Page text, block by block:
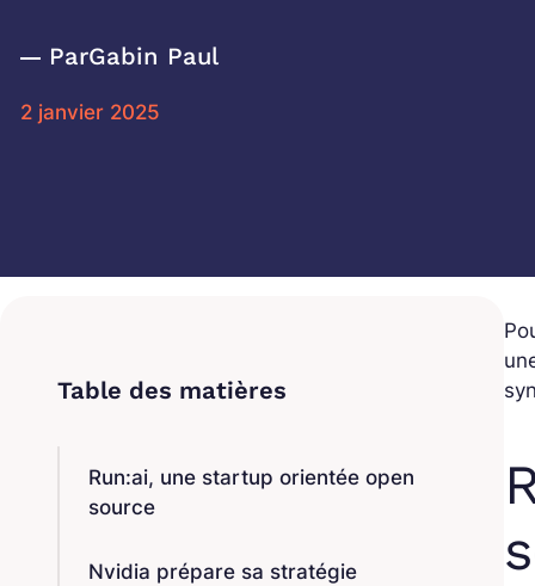
ParGabin Paul
2 janvier 2025
Run:ai, une startup orientée open
source
Nvidia prépare sa stratégie